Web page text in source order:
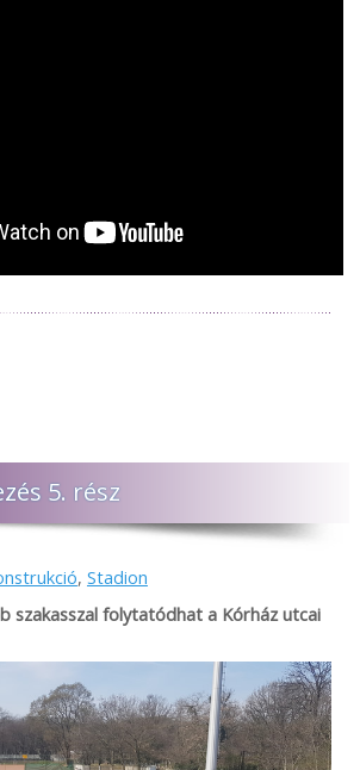
5. rész
, Stadion
szakasszal folytatódhat a Kórház utcai